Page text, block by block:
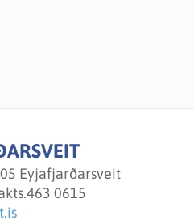
Eyjafjarðarsveit
0615